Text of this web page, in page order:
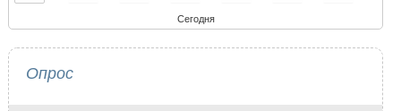
Сегодня
Опрос